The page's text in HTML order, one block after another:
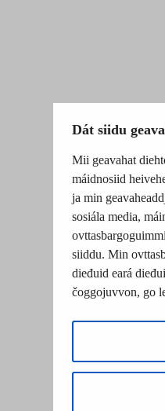
Dát siidu
Mii geavahat
máidnosiid
ja min
sosiála media,
siiddu. Min
dieđuid eará
čoggojuvvon, go